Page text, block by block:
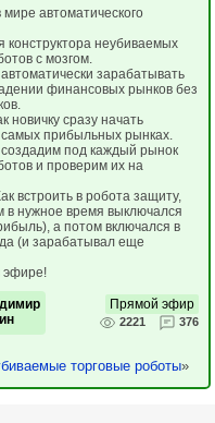
автоматического
конструктора неубиваемых
с мозгом.
зарабатывать
финансовых рынков без
новичку сразу начать
самых прибыльных рынках.
под каждый рынок
и проверим их на
встроить в робота защиту,
в нужное время выключался
а потом включался в
(и зарабатывал еще
эфире!
Прямой эфир
2221 376
торговые роботы»